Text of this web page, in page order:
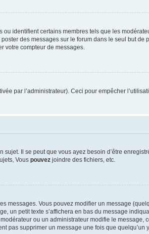
identifient certains membres tels que les
des messages sur le forum dans le seul but de
votre compteur de messages.
par l’administrateur). Ceci pour empêcher
Il se peut que vous ayez besoin d’être
Vous pouvez joindre des fichiers, etc.
messages. Vous pouvez modifier un message
un petit texte s’affichera en bas du message
ou un administrateur modifie le
pas supprimer un message une fois que quelqu’un